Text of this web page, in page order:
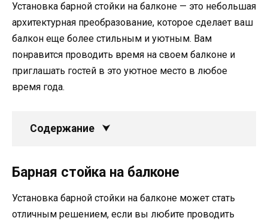
Установка барной стойки на балконе — это небольшая
архитектурная преобразование, которое сделает ваш
балкон еще более стильным и уютным. Вам
понравится проводить время на своем балконе и
приглашать гостей в это уютное место в любое
время года.
Содержание
Барная стойка на балконе
Установка барной стойки на балконе может стать
отличным решением, если вы любите проводить